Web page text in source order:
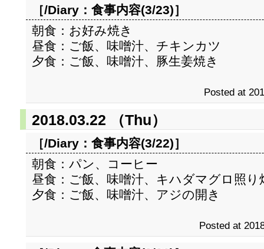
［/Diary： 食事内容(3/23)］
朝食：お好み焼き
昼食：ご飯、味噌汁、チキンカツ
夕食：ご飯、味噌汁、豚生姜焼き
Posted at
2018.03.22 （Thu）
［/Diary： 食事内容(3/22)］
朝食：パン、コーヒー
昼食：ご飯、味噌汁、キハダマグロ照り
夕食：ご飯、味噌汁、アジの開き
Posted at